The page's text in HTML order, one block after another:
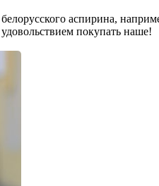
аспирина,
покупать наше!